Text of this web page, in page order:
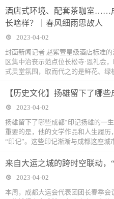
酒店式环境、配套茶咖室……
长啥样？｜春风细雨思故人
2023-04-02
封面新闻记者 赵紫萱星级酒店标准
区集中治丧示范点位长松寺·恩礼会
式灵堂氛围，取而代之的是鲜花、绿
【历史文化】扬雄留下了哪些
2023-04-02
扬雄留下了哪些成都“印记扬雄的一
重要的是，他的文学作品和人生履
“印记”。这些印记渐渐与成都这座城
来自大运之城的跨时空联动，“
2023-04-02
本周，成都大运会代表团团长春季